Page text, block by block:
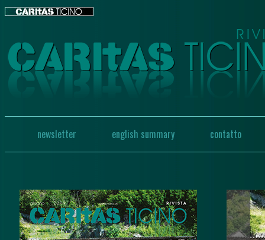
newsletter english summary contatto